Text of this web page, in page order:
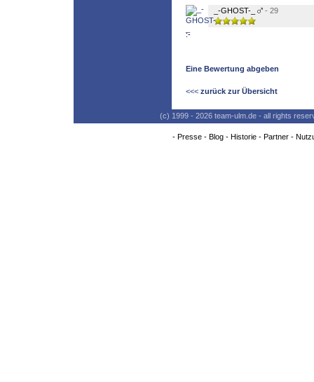
_-GHOST-_ - 29
:-
Eine Bewertung abgeben
<<< zurück zur Übersicht
(c) 1999 - 2026 team-ulm.de - all rights
- Presse- Blog- Historie- Partner-